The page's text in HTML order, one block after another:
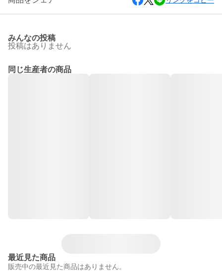
みんなの投稿
投稿はありません
同じ生産者の商品
最近見た商品
販売中の最近見た商品はありません。